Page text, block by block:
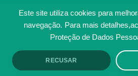
Este site utiliza cookies para
navegação. Para mais
Proteção de Dados
RECUSAR
MAPA DO SITE
TRANSPARÊNCIA E
CONTAS
Para ter mais informações sobre
Política de cookies. Se você
ACEITO